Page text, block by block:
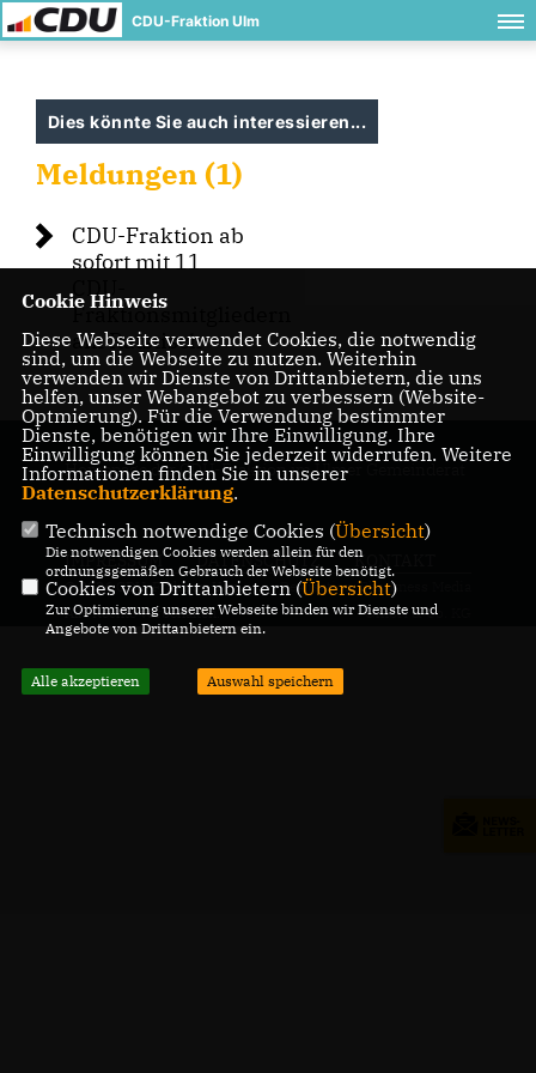
CDU-Fraktion Ulm
Dies könnte Sie auch interessieren...
Meldungen (1)
CDU-Fraktion ab
sofort mit 11
CDU-
Fraktionsmitgliedern
am Ratstisch
Homepage der CDU-Fraktion im Ulmer Gemeinderat
IMPRESSUM DATENSCHUTZ KONTAKT
© 2026 CDU-Fraktion Ulm
Alle Rechte vorbehalten.
Realisation: Sharkness Media
GmbH & Co. KG
Cookie Hinweis
Diese Webseite verwendet Cookies, die notwendig
sind, um die Webseite zu nutzen. Weiterhin
verwenden wir Dienste von Drittanbietern, die uns
helfen, unser Webangebot zu verbessern (Website-
Optmierung). Für die Verwendung bestimmter
Dienste, benötigen wir Ihre Einwilligung. Ihre
Einwilligung können Sie jederzeit widerrufen. Weitere
Informationen finden Sie in unserer
Datenschutzerklärung.
Technisch notwendige Cookies (Übersicht)
Die notwendigen Cookies werden allein für den
ordnungsgemäßen Gebrauch der Webseite benötigt.
Cookies von Drittanbietern (Übersicht)
Zur Optimierung unserer Webseite binden wir Dienste und
Angebote von Drittanbietern ein.
Alle akzeptieren Auswahl speichern